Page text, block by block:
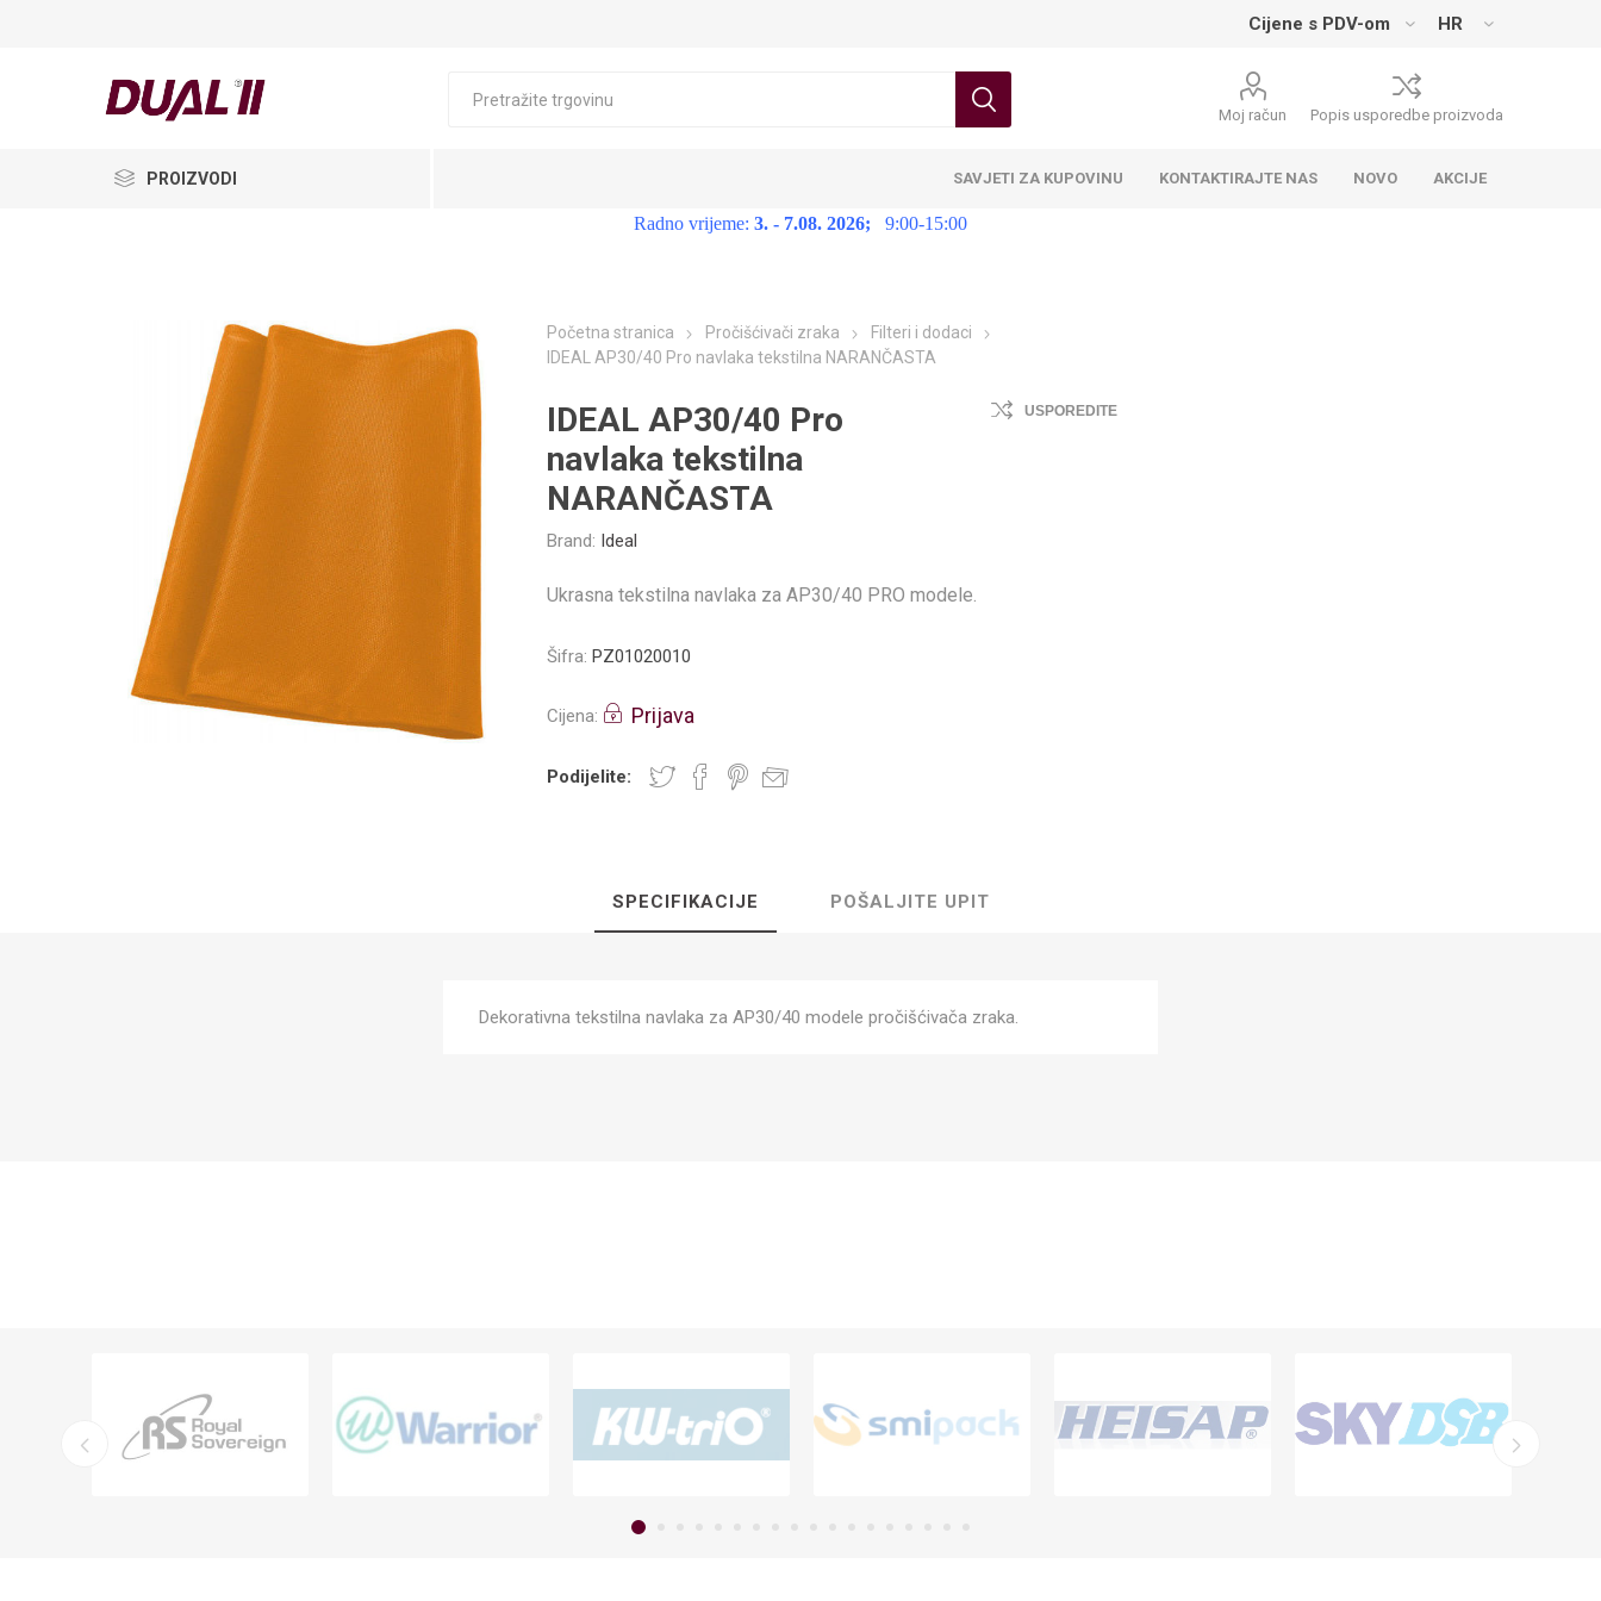
Moj račun Popis usporedbe proizvoda
PROIZVODI SAVJETI ZA KUPOVINU KONTAKTIRAJTE NAS NOVO AKCIJE
Radno vrijeme: 3. - 7.08. 2026; 9:00-15:00
Početna stranica Pročišćivači zraka
Filteri i dodaci
IDEAL AP30/40 Pro navlaka tekstilna NARANČASTA
IDEAL AP30/40 Pro
navlaka tekstilna
NARANČASTA
Brand: Ideal
USPOREDITE
Ukrasna tekstilna navlaka za AP30/40 PRO modele.
Šifra: PZ01020010
Cijena: Prijava
Podijelite:
SPECIFIKACIJE POŠALJITE UPIT
Dekorativna tekstilna navlaka za AP30/40 modele pročišćivača zraka.